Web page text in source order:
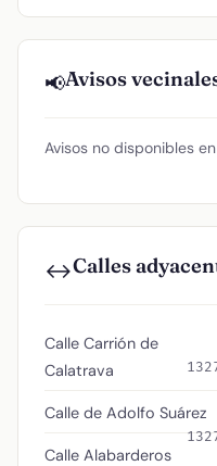
📢Avisos
Avisos no disponibles
↔️Calles
Calle Carrión de
Calatrava
Calle de Adolfo Suárez
Calle Alabarderos